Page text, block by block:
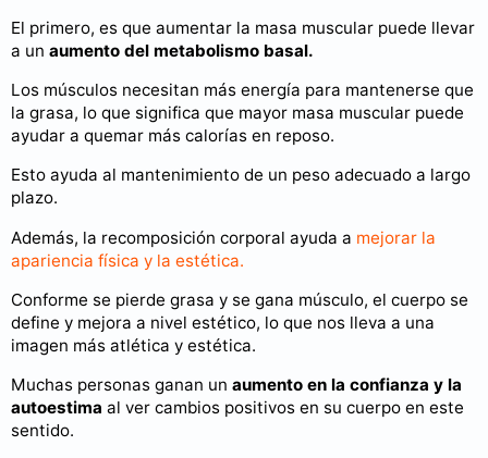
El primero, es que aumentar la masa muscular puede llevar
a un aumento del metabolismo basal.
Los músculos necesitan más energía para mantenerse que
la grasa, lo que significa que mayor masa muscular puede
ayudar a quemar más calorías en reposo.
Esto ayuda al mantenimiento de un peso adecuado a largo
plazo.
Además, la recomposición corporal ayuda a mejorar la
apariencia física y la estética.
Conforme se pierde grasa y se gana músculo, el cuerpo se
define y mejora a nivel estético, lo que nos lleva a una
imagen más atlética y estética.
Muchas personas ganan un aumento en la confianza y la
autoestima al ver cambios positivos en su cuerpo en este
sentido.